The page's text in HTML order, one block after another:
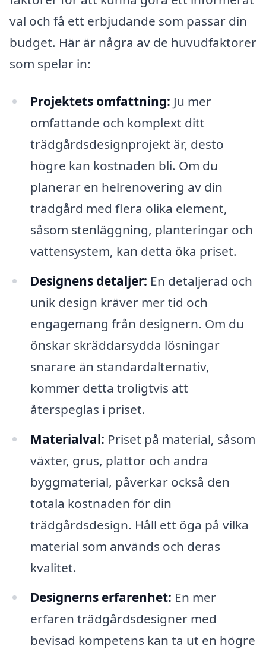
val och få ett erbjudande som passar din
budget. Här är några av de huvudfaktorer
som spelar in:
Projektets omfattning: Ju mer
omfattande och komplext ditt
trädgårdsdesignprojekt är, desto
högre kan kostnaden bli. Om du
planerar en helrenovering av din
trädgård med flera olika element,
såsom stenläggning, planteringar och
vattensystem, kan detta öka priset.
Designens detaljer: En detaljerad och
unik design kräver mer tid och
engagemang från designern. Om du
önskar skräddarsydda lösningar
snarare än standardalternativ,
kommer detta troligtvis att
återspeglas i priset.
Materialval: Priset på material, såsom
växter, grus, plattor och andra
byggmaterial, påverkar också den
totala kostnaden för din
trädgårdsdesign. Håll ett öga på vilka
material som används och deras
kvalitet.
Designerns erfarenhet: En mer
erfaren trädgårdsdesigner med
bevisad kompetens kan ta ut en högre